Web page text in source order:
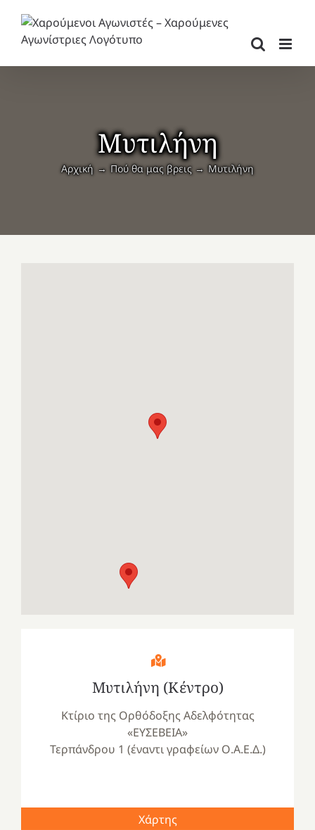
περιεχόμενο
Μυτιλήνη
Αρχική Πού θα μας βρεις Μυτιλήνη
Μυτιλήνη (Κέντρο)
Κτίριο της Ορθόδοξης Αδελφότητας
«ΕΥΣΕΒΕΙΑ»
Τερπάνδρου 1 (έναντι γραφείων Ο.Α.Ε.Δ.)
Χάρτης